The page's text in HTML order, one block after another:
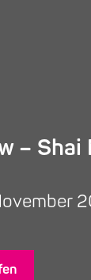
– Shai